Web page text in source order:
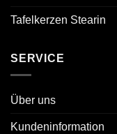
Tafelkerzen Stearin
SERVICE
Über uns
Kundeninformation